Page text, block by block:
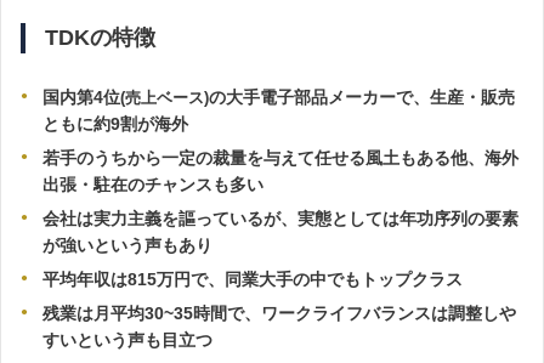
TDKの特徴
国内第4位(売上ベース)の大手電子部品メーカーで、生産・販売
ともに約9割が海外
若手のうちから一定の裁量を与えて任せる風土もある他、海外
出張・駐在のチャンスも多い
会社は実力主義を謳っているが、実態としては年功序列の要素
が強いという声もあり
平均年収は815万円で、同業大手の中でもトップクラス
残業は月平均30~35時間で、ワークライフバランスは調整しや
すいという声も目立つ